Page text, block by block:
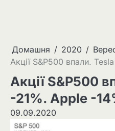
Домашня 2020
Акції S&P500 впали.
Акції S&P500
-21%. Apple -
09.09.2020